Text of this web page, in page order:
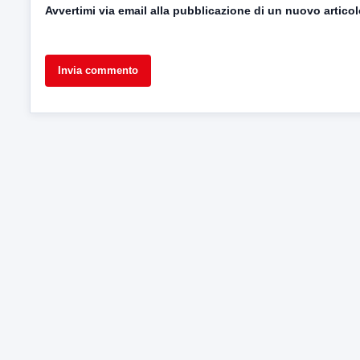
Avvertimi via email alla pubblicazione di un nuovo